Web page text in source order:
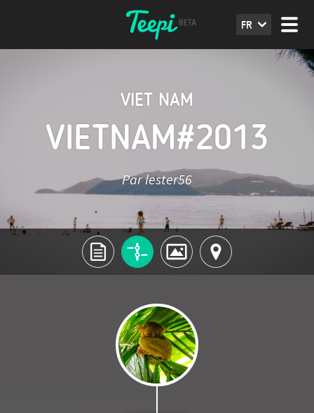
FR
VIET NAM
VIETNAM#2013
Par lester56